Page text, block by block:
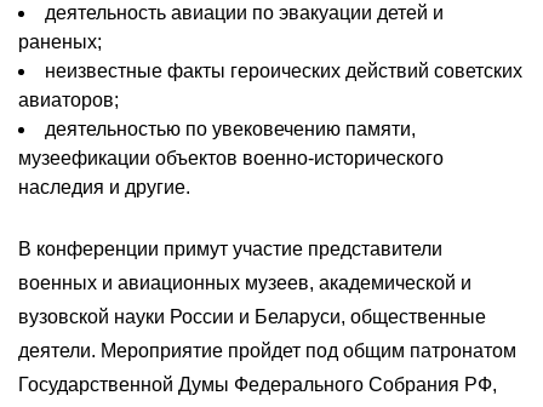
деятельность авиации по эвакуации детей и
раненых;
неизвестные факты героических действий советских
авиаторов;
деятельностью по увековечению памяти,
музеефикации объектов военно-исторического
наследия и другие.
В конференции примут участие представители
военных и авиационных музеев, академической и
вузовской науки России и Беларуси, общественные
деятели. Мероприятие пройдет под общим патронатом
Государственной Думы Федерального Собрания РФ,